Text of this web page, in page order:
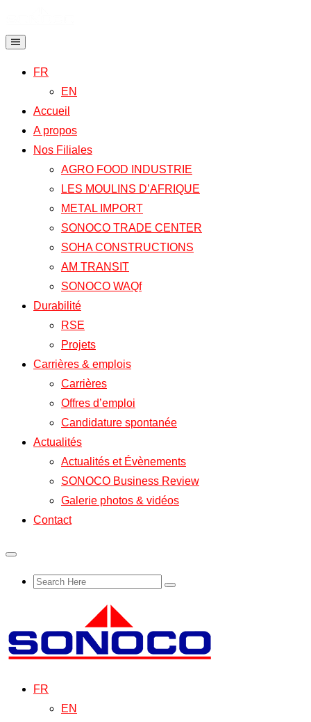
FR
EN
Accueil
A propos
Nos Filiales
AGRO FOOD INDUSTRIE
LES MOULINS D’AFRIQUE
METAL IMPORT
SONOCO TRADE CENTER
SOHA CONSTRUCTIONS
AM TRANSIT
SONOCO WAQf
Durabilité
RSE
Projets
Carrières & emplois
Carrières
Offres d’emploi
Candidature spontanée
Actualités
Actualités et Évènements
SONOCO Business Review
Galerie photos & vidéos
Contact
FR
EN